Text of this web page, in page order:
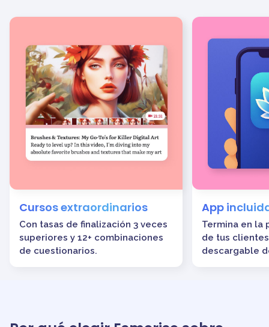
Cursos extraordinarios
Con tasas de finalización 3 veces
superiores y 12+ combinaciones
de cuestionarios.
App
Termina en la
de tus
descargable